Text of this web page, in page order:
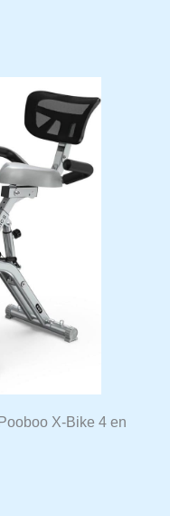
X-Bike 4 en